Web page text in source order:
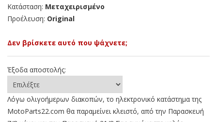
Κατάσταση: Μεταχειρισμένο
Προέλευση: Original
Δεν βρίσκετε αυτό που ψάχνετε;
Έξοδα αποστολής:
Λόγω ολιγοήμερων διακοπών, το ηλεκτρονικό κατάστημα της
MotoParts22.com θα παραμείνει κλειστό, από την Παρασκευή